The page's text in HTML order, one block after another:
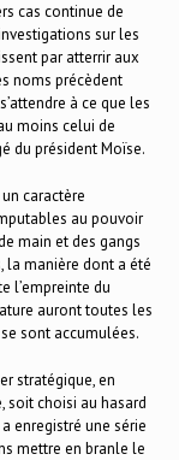
cas continue de
sur les
par atterrir aux
noms précèdent
à ce que les
moins celui de
du président Moïse.
caractère
au pouvoir
main et des gangs
la manière dont a été
l’empreinte du
auront toutes les
sont accumulées.
stratégique, en
soit choisi au hasard
enregistré une série
mettre en branle le